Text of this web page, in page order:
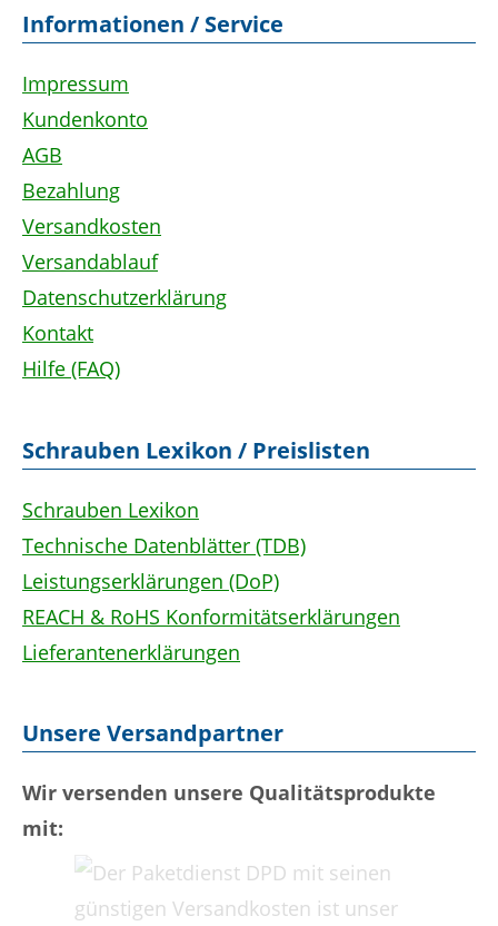
Informationen / Service
Impressum
Kundenkonto
AGB
Bezahlung
Versandkosten
Versandablauf
Datenschutzerklärung
Kontakt
Hilfe (FAQ)
Schrauben Lexikon / Preislisten
Schrauben Lexikon
Technische Datenblätter (TDB)
Leistungserklärungen (DoP)
REACH & RoHS Konformitätserklärungen
Lieferantenerklärungen
Unsere Versandpartner
Wir versenden unsere Qualitätsprodukte
mit: